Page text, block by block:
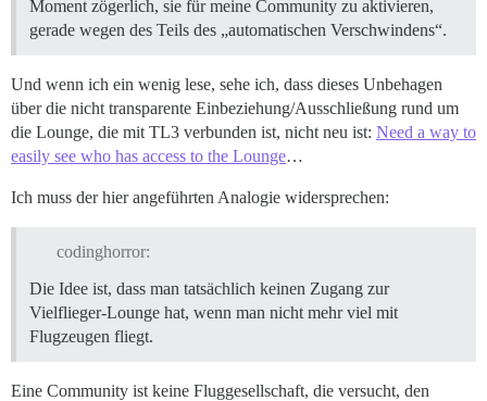
Moment zögerlich, sie für meine Community zu aktivieren,
gerade wegen des Teils des „automatischen Verschwindens“.
Und wenn ich ein wenig lese, sehe ich, dass dieses Unbehagen
über die nicht transparente Einbeziehung/Ausschließung rund um
die Lounge, die mit TL3 verbunden ist, nicht neu ist: Need a way to
easily see who has access to the Lounge…
Ich muss der hier angeführten Analogie widersprechen:
codinghorror:
Die Idee ist, dass man tatsächlich keinen Zugang zur
Vielflieger-Lounge hat, wenn man nicht mehr viel mit
Flugzeugen fliegt.
Eine Community ist keine Fluggesellschaft, die versucht, den